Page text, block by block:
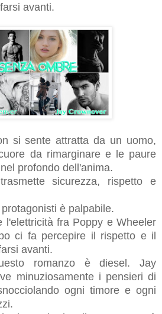
avanti.
si sente attratta da un uomo,
da rimarginare e le paure
profondo dell'anima.
sicurezza, rispetto e
è palpabile.
l'elettricità fra Poppy e Wheeler
ci fa percepire il rispetto e il
avanti.
romanzo è diesel. Jay
minuziosamente i pensieri di
ogni timore e ogni